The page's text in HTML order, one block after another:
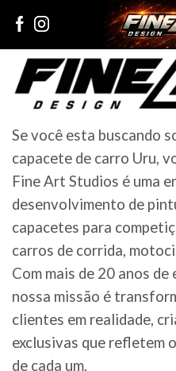
Se você esta buscando
capacete de carro Uru,
Fine Art Studios é uma
desenvolvimento de
capacetes para
carros de corrida,
Com mais de 20 anos
nossa missão é
clientes em realidade,
exclusivas que refletem
de cada um.